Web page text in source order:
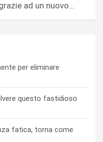
ad un nuovo…
per eliminare
questo fastidioso
fatica, torna come